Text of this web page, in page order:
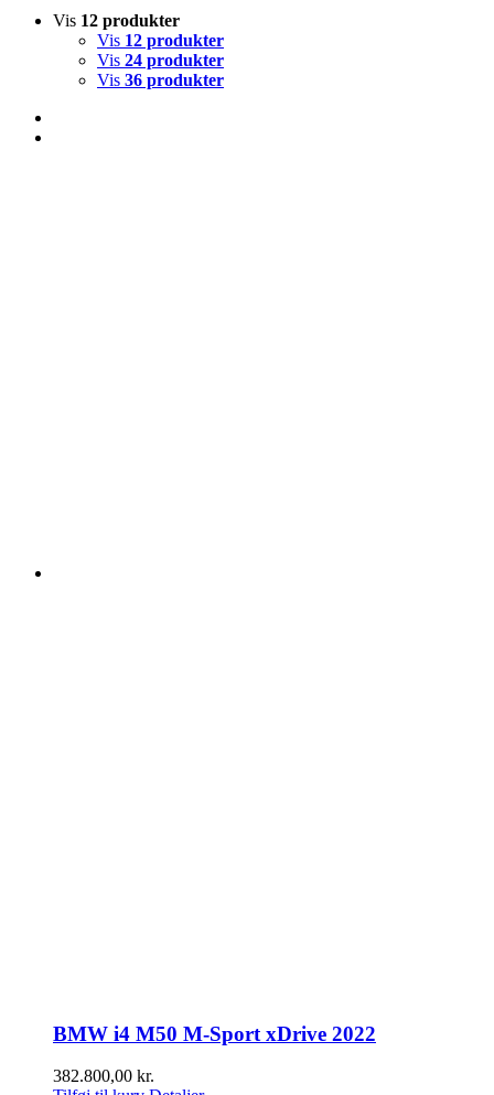
Vis 12 produkter
Vis 12 produkter
Vis 24 produkter
Vis 36 produkter
BMW i4 M50 M-Sport xDrive 2022
382.800,00 kr.